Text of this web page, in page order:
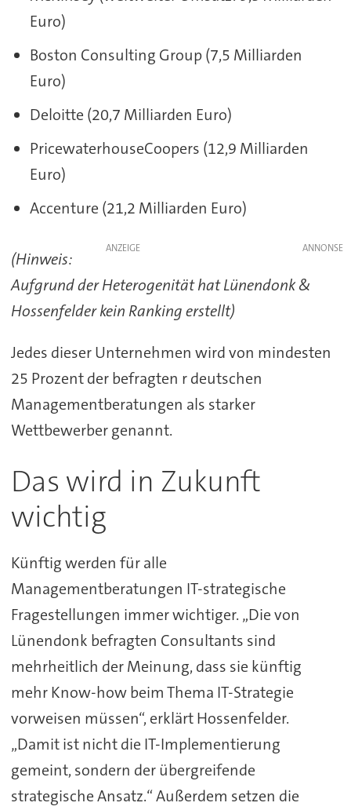
Euro)
Boston Consulting Group (7,5 Milliarden
Euro)
Deloitte (20,7 Milliarden Euro)
PricewaterhouseCoopers (12,9 Milliarden
Euro)
Accenture (21,2 Milliarden Euro)
ANZEIGE
(Hinweis:
Aufgrund der Heterogenität hat Lünendonk &
Hossenfelder kein Ranking erstellt)
Jedes dieser Unternehmen wird von mindesten
25 Prozent der befragten r deutschen
Managementberatungen als starker
Wettbewerber genannt.
Das wird in Zukunft
wichtig
Künftig werden für alle
Managementberatungen IT-strategische
Fragestellungen immer wichtiger. „Die von
Lünendonk befragten Consultants sind
mehrheitlich der Meinung, dass sie künftig
mehr Know-how beim Thema IT-Strategie
vorweisen müssen“, erklärt Hossenfelder.
„Damit ist nicht die IT-Implementierung
gemeint, sondern der übergreifende
strategische Ansatz.“ Außerdem setzen die